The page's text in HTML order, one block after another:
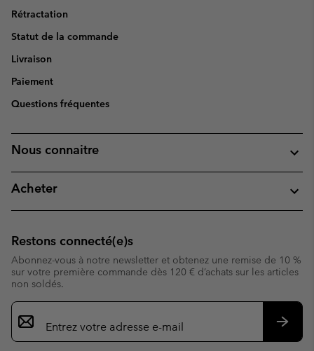
Rétractation
Statut de la commande
Livraison
Paiement
Questions fréquentes
Nous connaitre
Acheter
Restons connecté(e)s
Abonnez-vous à notre newsletter et obtenez une remise de 10 %
sur votre première commande dès 120 € d’achats sur les articles
non soldés.
Inscription
par
e-